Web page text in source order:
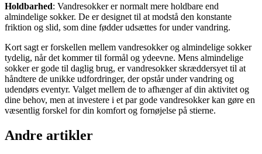
Holdbarhed: Vandresokker er normalt mere holdbare end
almindelige sokker. De er designet til at modstå den konstante
friktion og slid, som dine fødder udsættes for under vandring.
Kort sagt er forskellen mellem vandresokker og almindelige sokker
tydelig, når det kommer til formål og ydeevne. Mens almindelige
sokker er gode til daglig brug, er vandresokker skræddersyet til at
håndtere de unikke udfordringer, der opstår under vandring og
udendørs eventyr. Valget mellem de to afhænger af din aktivitet og
dine behov, men at investere i et par gode vandresokker kan gøre en
væsentlig forskel for din komfort og fornøjelse på stierne.
Andre artikler